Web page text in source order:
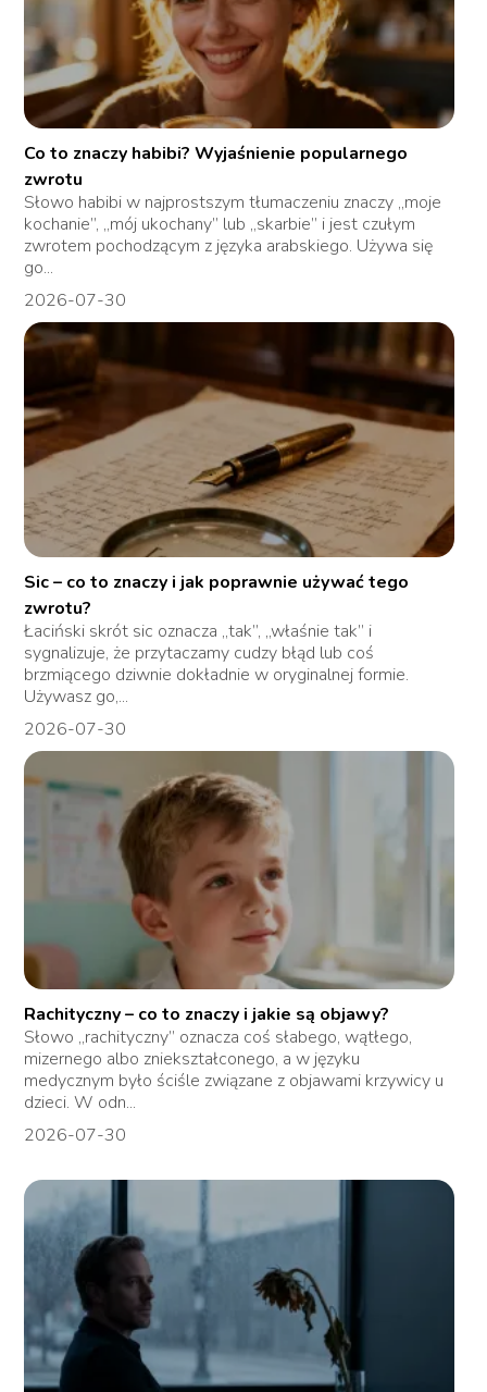
Co to znaczy habibi? Wyjaśnienie popularnego
zwrotu
Słowo habibi w najprostszym tłumaczeniu znaczy „moje
kochanie”, „mój ukochany” lub „skarbie” i jest czułym
zwrotem pochodzącym z języka arabskiego. Używa się
go...
2026-07-30
Sic – co to znaczy i jak poprawnie używać tego
zwrotu?
Łaciński skrót sic oznacza „tak”, „właśnie tak” i
sygnalizuje, że przytaczamy cudzy błąd lub coś
brzmiącego dziwnie dokładnie w oryginalnej formie.
Używasz go,...
2026-07-30
Rachityczny – co to znaczy i jakie są objawy?
Słowo „rachityczny” oznacza coś słabego, wątłego,
mizernego albo zniekształconego, a w języku
medycznym było ściśle związane z objawami krzywicy u
dzieci. W odn...
2026-07-30